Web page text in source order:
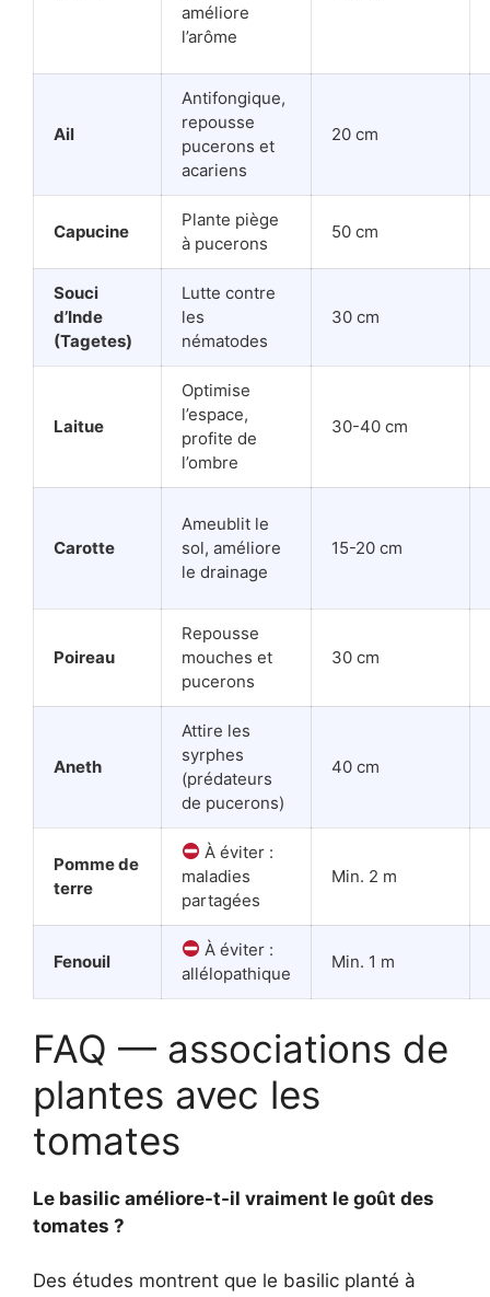
améliore
l’arôme
Ail
Antifongique,
repousse
pucerons et
acariens
20 cm
Capucine
Plante piège
à pucerons
50 cm
Souci
d’Inde
(Tagetes)
Lutte contre
les
nématodes
30 cm
Laitue
Optimise
l’espace,
profite de
l’ombre
30-40 cm
Carotte
Ameublit le
sol, améliore
le drainage
15-20 cm
Poireau
Repousse
mouches et
pucerons
30 cm
Aneth
Attire les
syrphes
(prédateurs
de pucerons)
40 cm
Pomme de
terre
À éviter :
maladies
partagées
Min. 2 m
Fenouil
À éviter :
allélopathique
Min. 1 m
FAQ — associations de
plantes avec les
tomates
Le basilic améliore-t-il vraiment le goût des
tomates ?
Des études montrent que le basilic planté à